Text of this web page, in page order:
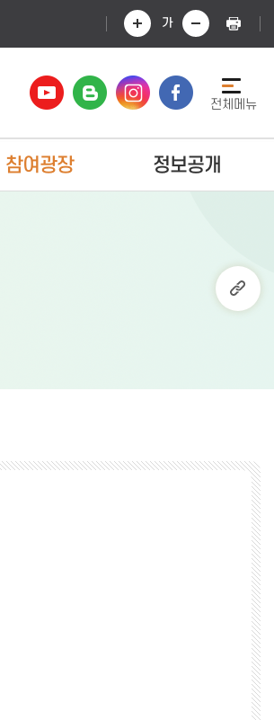
가
참여광장 정보공개
전체메뉴